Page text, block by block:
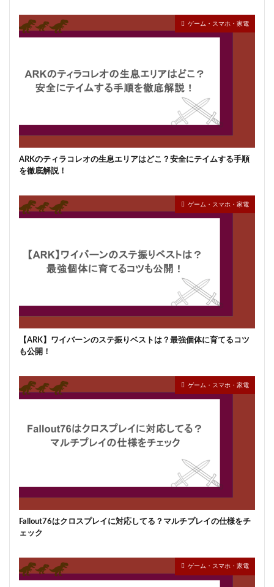
ゲーム・スマホ・家電
ARKのティラコレオの生息エリアはどこ？安全にテイムする手順
を徹底解説！
ゲーム・スマホ・家電
【ARK】ワイバーンのステ振りベストは？最強個体に育てるコツ
も公開！
ゲーム・スマホ・家電
Fallout76はクロスプレイに対応してる？マルチプレイの仕様をチ
ェック
ゲーム・スマホ・家電